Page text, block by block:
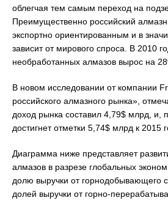
облегчая тем самым переход на
Преимущественно российский
экспортно ориентированным и в
зависит от мирового спроса. В 2010
необработанных алмазов вырос на
В новом исследовании от компании
российского алмазного рынка»,
доход рынка составил 4,79$ млрд, и,
достигнет отметки 5,74$ млрд к 2015
Диаграмма ниже представляет
алмазов в разрезе глобальных
долю выручки от горнодобывающего
долей выручки от горно-